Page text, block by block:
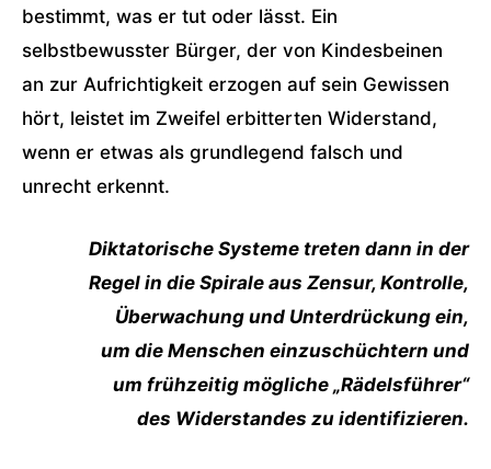
bestimmt, was er tut oder lässt. Ein
selbstbewusster Bürger, der von Kindesbeinen
an zur Aufrichtigkeit erzogen auf sein Gewissen
hört, leistet im Zweifel erbitterten Widerstand,
wenn er etwas als grundlegend falsch und
unrecht erkennt.
Diktatorische Systeme treten dann in der
Regel in die Spirale aus Zensur, Kontrolle,
Überwachung und Unterdrückung ein,
um die Menschen einzuschüchtern und
um frühzeitig mögliche „Rädelsführer“
des Widerstandes zu identifizieren.